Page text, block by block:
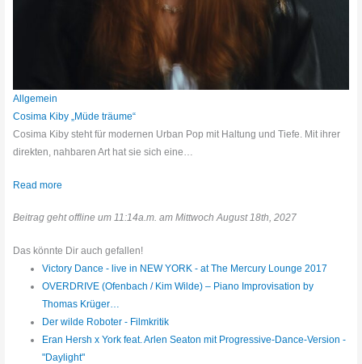
Allgemein
Cosima Kiby „Müde träume“
Cosima Kiby steht für modernen Urban Pop mit Haltung und Tiefe. Mit ihrer
direkten, nahbaren Art hat sie sich eine…
Read more
Beitrag geht offline um 11:14a.m. am Mittwoch August 18th, 2027
Das könnte Dir auch gefallen!
Victory Dance - live in NEW YORK - at The Mercury Lounge 2017
OVERDRIVE (Ofenbach / Kim Wilde) – Piano Improvisation by
Thomas Krüger…
Der wilde Roboter - Filmkritik
Eran Hersh x York feat. Arlen Seaton mit Progressive-Dance-Version -
"Daylight"